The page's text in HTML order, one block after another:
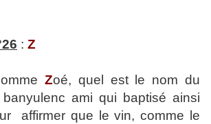
: Z
Zoé, quel est le nom du
banyulenc ami qui baptisé ainsi
affirmer que le vin, comme le